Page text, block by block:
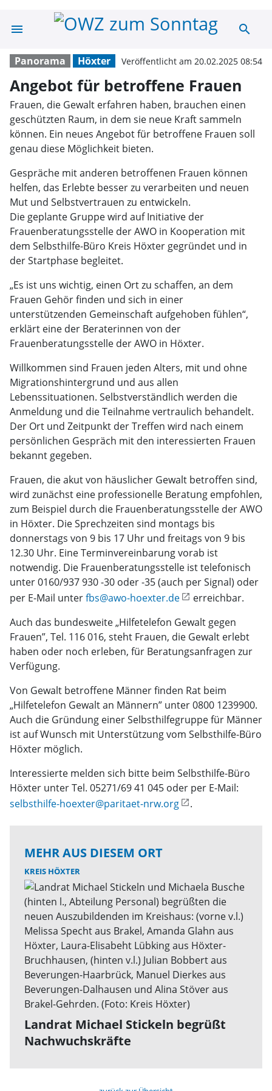
menu Angebot fürsearch
Panorama Höxter Veröffentlicht am 20.02.2025 08:54
Angebot für betroffene Frauen
Frauen, die Gewalt erfahren haben, brauchen einen
geschützten Raum, in dem sie neue Kraft sammeln
können. Ein neues Angebot für betroffene Frauen soll
genau diese Möglichkeit bieten.
Gespräche mit anderen betroffenen Frauen können
helfen, das Erlebte besser zu verarbeiten und neuen
Mut und Selbstvertrauen zu entwickeln.
Die geplante Gruppe wird auf Initiative der
Frauenberatungsstelle der AWO in Kooperation mit
dem Selbsthilfe-Büro Kreis Höxter gegründet und in
der Startphase begleitet.
„Es ist uns wichtig, einen Ort zu schaffen, an dem
Frauen Gehör finden und sich in einer
unterstützenden Gemeinschaft aufgehoben fühlen“,
erklärt eine der Beraterinnen von der
Frauenberatungsstelle der AWO in Höxter.
Willkommen sind Frauen jeden Alters, mit und ohne
Migrationshintergrund und aus allen
Lebenssituationen. Selbstverständlich werden die
Anmeldung und die Teilnahme vertraulich behandelt.
Der Ort und Zeitpunkt der Treffen wird nach einem
persönlichen Gespräch mit den interessierten Frauen
bekannt gegeben.
Frauen, die akut von häuslicher Gewalt betroffen sind,
wird zunächst eine professionelle Beratung empfohlen,
zum Beispiel durch die Frauenberatungsstelle der AWO
in Höxter. Die Sprechzeiten sind montags bis
donnerstags von 9 bis 17 Uhr und freitags von 9 bis
12.30 Uhr. Eine Terminvereinbarung vorab ist
notwendig. Die Frauenberatungsstelle ist telefonisch
unter 0160/937 930 -30 oder -35 (auch per Signal) oder
per E-Mail unterfbs@awo-hoexter.de
erreichbar.
Auch das bundesweite „Hilfetelefon Gewalt gegen
Frauen”, Tel. 116 016, steht Frauen, die Gewalt erlebt
haben oder noch erleben, für Beratungsanfragen zur
Verfügung.
Von Gewalt betroffene Männer finden Rat beim
„Hilfetelefon Gewalt an Männern” unter 0800 1239900.
Auch die Gründung einer Selbsthilfegruppe für Männer
ist auf Wunsch mit Unterstützung vom Selbsthilfe-Büro
Höxter möglich.
Interessierte melden sich bitte beim Selbsthilfe-Büro
Höxter unter Tel. 05271/69 41 045 oder per E-Mail:
selbsthilfe-hoexter@paritaet-nrw.org
.
MEHR AUS DIESEM ORT
KREIS HÖXTER
Landrat Michael Stickeln begrüßt
Nachwuchskräfte